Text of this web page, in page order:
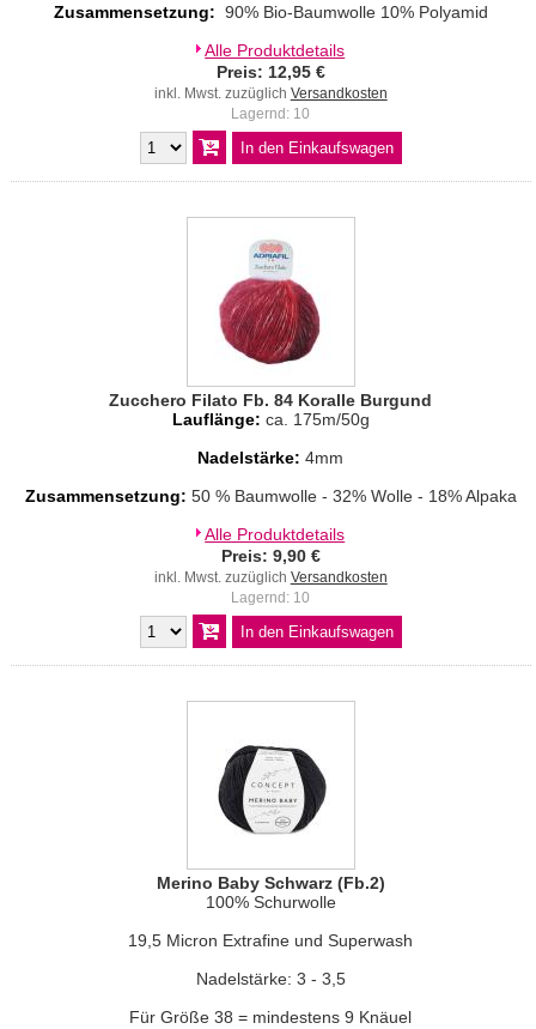
Zusammensetzung: 90% Bio-Baumwolle 10% Polyamid
Alle Produktdetails
Preis: 12,95 €
inkl. Mwst. zuzüglich Versandkosten
Lagernd: 10
Zucchero Filato Fb. 84 Koralle Burgund
Lauflänge: ca. 175m/50g
Nadelstärke: 4mm
Zusammensetzung: 50 % Baumwolle - 32% Wolle - 18% Alpaka
Alle Produktdetails
Preis: 9,90 €
inkl. Mwst. zuzüglich Versandkosten
Lagernd: 10
Merino Baby Schwarz (Fb.2)
100% Schurwolle
19,5 Micron Extrafine und Superwash
Nadelstärke: 3 - 3,5
Für Größe 38 = mindestens 9 Knäuel